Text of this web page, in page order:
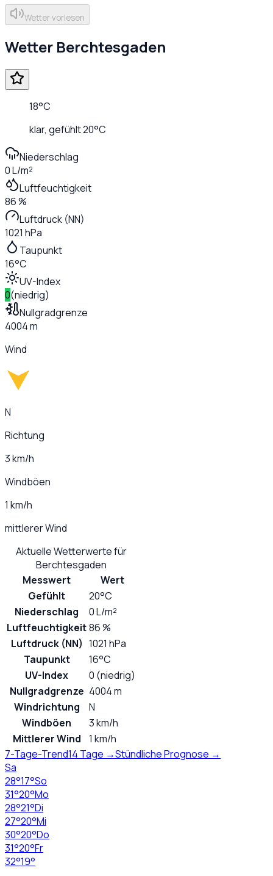
Wetter vorlesen
Wetter Berchtesgaden
18°C
klar, gefühlt20°C
Niederschlag
0 L/m²
Luftfeuchtigkeit
86 %
Luftdruck (NN)
1021 hPa
Taupunkt
16°C
UV-Index
0(niedrig)
Nullgradgrenze
4004 m
Wind
N
Richtung
3 km/h
Windböen
1 km/h
mittlerer Wind
Aktuelle Wetterwerte für
Berchtesgaden
Messwert
Wert
Gefühlt
20°C
Niederschlag
0 L/m²
Luftfeuchtigkeit86 %
Luftdruck (NN) 1021 hPa
Taupunkt
16°C
UV-Index
0 (niedrig)
Nullgradgrenze 4004 m
Windrichtung
N
Windböen
3 km/h
Mittlerer Wind
1 km/h
7-Tage-Trend14 Tage →Stündliche Prognose →
Sa
28°17°So
31°20°Mo
28°21°Di
27°20°Mi
30°20°Do
31°20°Fr
32°19°